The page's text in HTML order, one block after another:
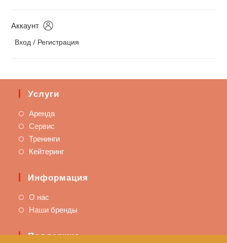
Аккаунт
Вход / Регистрация
Услуги
Аренда
Сервис
Тренинги
Кейтеринг
Информация
О нас
Наши бренды
Поддержка